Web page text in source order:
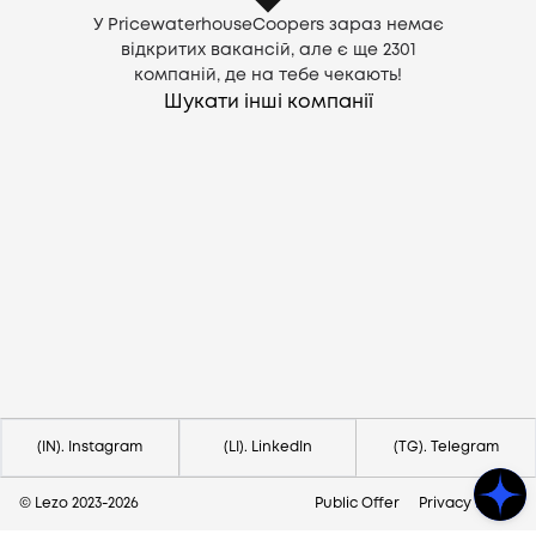
У PricewaterhouseCoopers зараз немає
відкритих вакансій, але є ще 2301
компаній, де на тебе чекають!
Шукати інші компанії
(IN). Instagram (LI). LinkedIn (TG). Telegram
© Lezo 2023-2026 Public Offer Privacy Policy